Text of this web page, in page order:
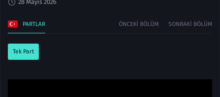
28 Mayıs 2026
PARTLAR ÖNCEKI BÖLÜM SONRAKI BÖLÜM
Tek Part